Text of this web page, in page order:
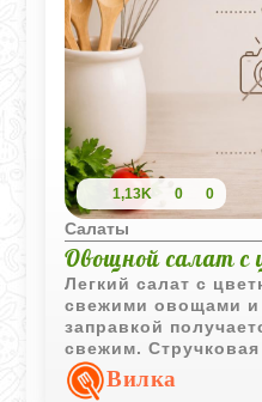
1,13K 0 0
Салаты
Овощной салат с
Легкий салат с
свежими овощами и
заправкой
свежим.
текстуру
сметаны и майонеза
Вилка